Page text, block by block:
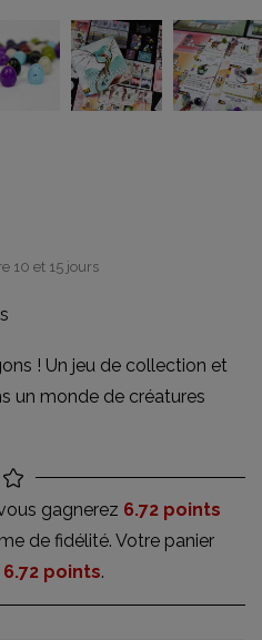
10 et 15 jours
! Un jeu de collection et
un monde de créatures
gagnerez 6.72 points
de fidélité. Votre panier
6.72 points.